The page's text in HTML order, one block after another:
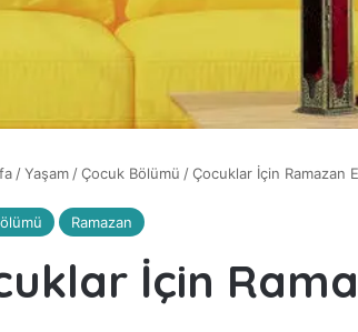
/Yaşam /Çocuk Bölümü /Çocuklar İçin Ramazan
Ramazan
İçin